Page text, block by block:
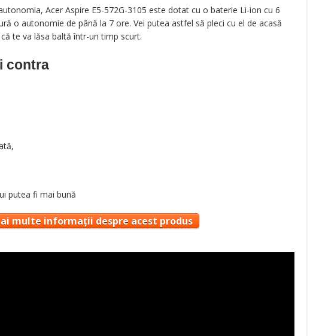
Acer Aspire E5-572G-3105 este dotat cu o baterie Li-ion cu 6
o autonomie de până la 7 ore. Vei putea astfel să pleci cu el de acasă
te va lăsa baltă într-un timp scurt.
contra
putea fi mai bună
multe informații despre acest produs